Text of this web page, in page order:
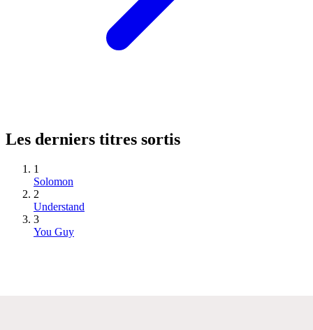
Les derniers titres sortis
1
Solomon
2
Understand
3
You Guy